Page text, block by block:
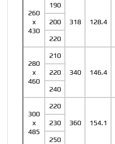
260
x
430
190
318 128.4
200
220
280
x
460
210
340 146.4
220
240
300
x
485
220
360 154.1
230
250